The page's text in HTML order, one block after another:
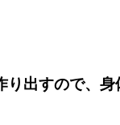
出すので、